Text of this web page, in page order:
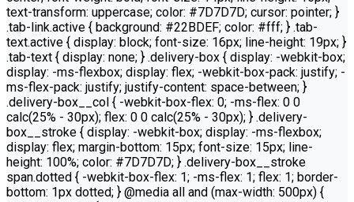
text-transform: uppercase; color: #7D7D7D; cursor: pointer; }
.tab-link.active { background: #22BDEF; color: #fff; } .tab-
text.active { display: block; font-size: 16px; line-height: 19px; }
.tab-text { display: none; } .delivery-box { display: -webkit-box;
display: -ms-flexbox; display: flex; -webkit-box-pack: justify; -
ms-flex-pack: justify; justify-content: space-between; }
.delivery-box__col { -webkit-box-flex: 0; -ms-flex: 0 0
calc(25% - 30px); flex: 0 0 calc(25% - 30px); } .delivery-
box__stroke { display: -webkit-box; display: -ms-flexbox;
display: flex; margin-bottom: 15px; font-size: 15px; line-
height: 100%; color: #7D7D7D; } .delivery-box__stroke
span.dotted { -webkit-box-flex: 1; -ms-flex: 1; flex: 1; border-
bottom: 1px dotted; } @media all and (max-width: 500px) {